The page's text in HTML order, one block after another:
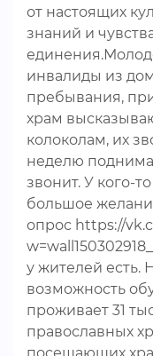
от настоящих
знаний и
инвалиды из
пребывания,
храм
колоколам, их
неделю
звонит. У кого-
большое
опрос https://
у жителей есть.
возможность
проживает 31
православных